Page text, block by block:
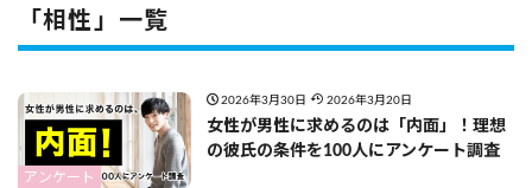
「相性」一覧
アンケート
2026年3月30日 2026年3月20日
女性が男性に求めるのは「内面」！理想
の彼氏の条件を100人にアンケート調査